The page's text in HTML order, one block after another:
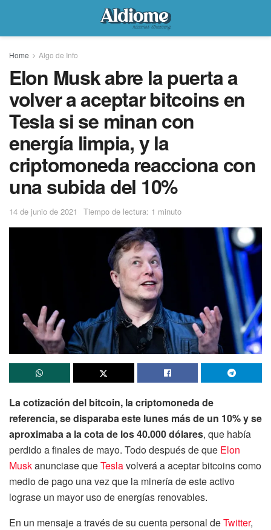
Home Algo de Info
Elon Musk abre la puerta a
volver a aceptar bitcoins en
Tesla si se minan con
energía limpia, y la
criptomoneda reacciona con
una subida del 10%
14 de junio de 2021 Tiempo de lectura: 1 minuto
La cotización del bitcoin, la criptomoneda de
referencia, se disparaba este lunes más de un 10% y se
aproximaba a la cota de los 40.000 dólares, que había
perdido a finales de mayo. Todo después de que Elon
Muskanunciase queTeslavolverá a aceptar bitcoins como
medio de pago una vez que la minería de este activo
lograse un mayor uso de energías renovables.
En un mensaje a través de su cuenta personal deTwitter,